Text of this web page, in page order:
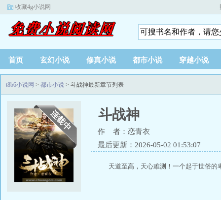
收藏4g小说网
首页 玄幻小说 修真小说 都市小说 穿越小说
t8b6小说网 > 都市小说 > 斗战神最新章节列表
斗战神
作 者：恋青衣
最后更新：2026-05-02 01:53:07
天道至高，天心难测！一个起于世俗